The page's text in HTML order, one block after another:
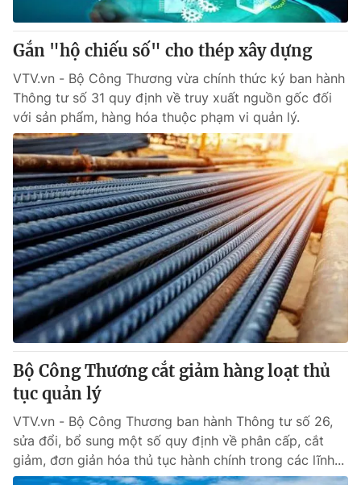
Thị trường 24h Tấm lòng Việt
VTV4 Vươn mình bằng AI
VTV9 VTV8
Liên hệ tòa soạn English
THỜI BÁO VTV
Theo dõi báo trên
Cơ quan chủ quản:Đài Truyền hình Việt Nam
Cơ quan báo chí:Thời báo VTV
Giấy phép hoạt động báo in và báo điện tử số 483/GP-BTTTT
cấp ngày 29/12/2023
Tổng Biên tập:Vũ Thanh Thủy
Phó Tổng Biên tập: Nguyễn Thị Mỹ Hạnh, Phạm Quốc Thắng,
Nguyễn Trọng Ninh
Tổng đài VTV:024.38 355 931 - 024.38 355 932
Gắn "hộ chiếu số" cho thép xây dựng
VTV.vn - Bộ Công Thương vừa chính thức ký ban hành
Thông tư số 31 quy định về truy xuất nguồn gốc đối
với sản phẩm, hàng hóa thuộc phạm vi quản lý.
Bộ Công Thương cắt giảm hàng loạt thủ
tục quản lý
VTV.vn - Bộ Công Thương ban hành Thông tư số 26,
sửa đổi, bổ sung một số quy định về phân cấp, cắt
giảm, đơn giản hóa thủ tục hành chính trong các lĩnh...